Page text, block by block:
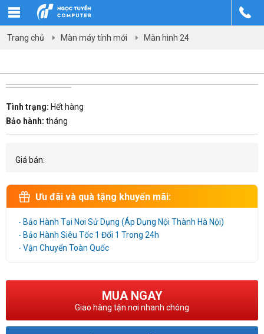
Trang chủ Màn máy tính mới Màn hình 24
Tình trạng: Hết hàng
Bảo hành: tháng
Giá bán:
Ưu đãi và quà tặng khuyến mãi:
- Bảo Hành Tại Nơi Sử Dụng (Áp Dụng Nội Thành Hà Nội)
- Bảo Hành Siêu Tốc 1 Đổi 1 Trong 24h
- Vận Chuyển Toàn Quốc
MUA NGAY
Giao hàng tận nơi nhanh chóng